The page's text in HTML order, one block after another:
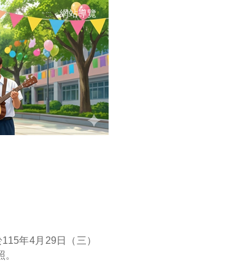
::: 網站導覽
年4月29日（三）